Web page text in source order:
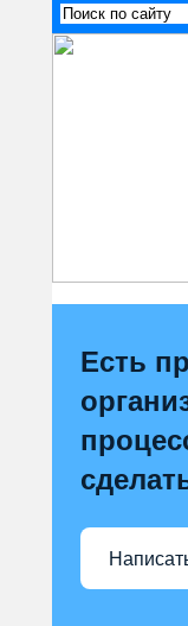
Есть